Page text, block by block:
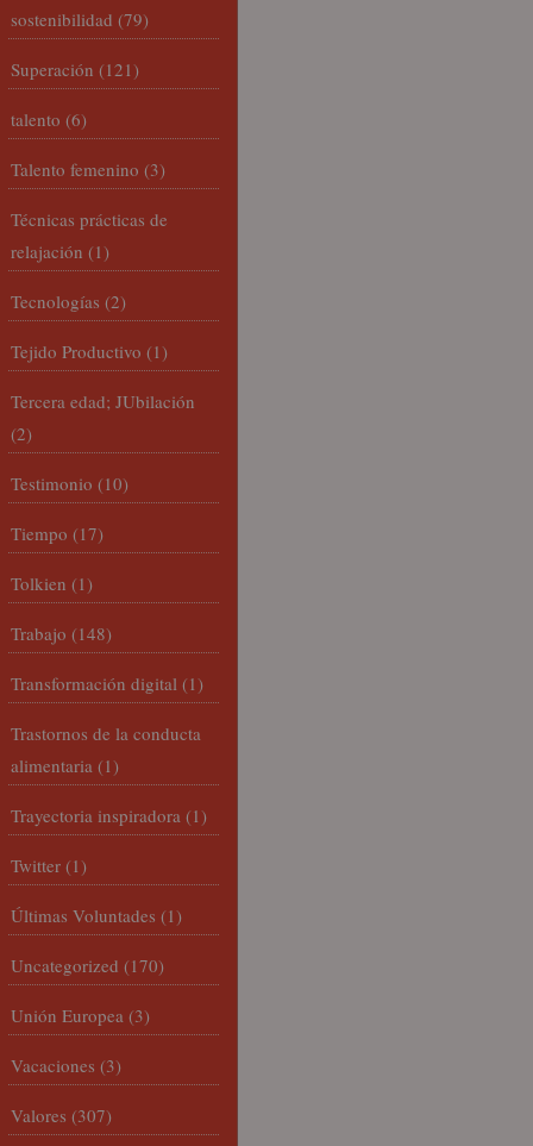
sostenibilidad (79)
Superación (121)
talento (6)
Talento femenino (3)
Técnicas prácticas de
relajación (1)
Tecnologías (2)
Tejido Productivo (1)
Tercera edad; JUbilación
(2)
Testimonio (10)
Tiempo (17)
Tolkien (1)
Trabajo (148)
Transformación digital (1)
Trastornos de la conducta
alimentaria (1)
Trayectoria inspiradora (1)
Twitter (1)
Últimas Voluntades (1)
Uncategorized (170)
Unión Europea (3)
Vacaciones (3)
Valores (307)